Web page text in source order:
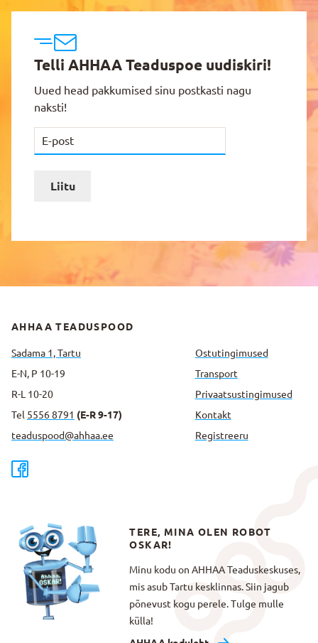
Telli AHHAA Teaduspoe uudiskiri!
Uued head pakkumised sinu postkasti nagu
naksti!
Liitu
AHHAA TEADUSPOOD
Sadama 1, Tartu
E-N, P 10-19
R-L 10-20
Tel 5556 8791 (E-R 9-17)
teaduspood@ahhaa.ee
Ostutingimused
Transport
Privaatsus­tingimused
Kontakt
Registreeru
TERE, MINA OLEN ROBOT
OSKAR!
Minu kodu on AHHAA Teaduskeskuses,
mis asub Tartu kesklinnas. Siin jagub
põnevust kogu perele. Tulge mulle
külla!